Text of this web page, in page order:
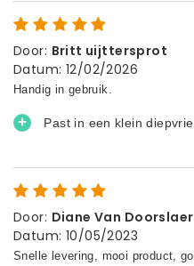
Door: Britt uijttersprot
Datum: 12/02/2026
Door: Diane Van Doorslaer
Datum: 10/05/2023